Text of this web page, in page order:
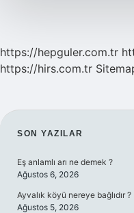
https://hepguler.com.tr
https://hirs.com.tr
SIDEBAR
SON YAZILAR
Eş anlamlı arı ne demek ?
Ağustos 6, 2026
Ayvalık köyü nereye bağlıdır ?
Ağustos 5, 2026